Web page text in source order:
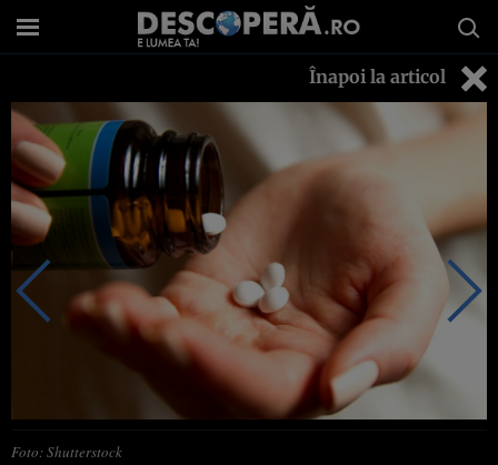
Înapoi la articol
Foto: Shutterstock